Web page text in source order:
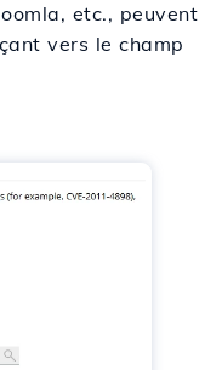
etc., peuvent
vers le champ